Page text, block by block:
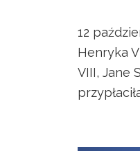
12
Henryka
VIII, Jane